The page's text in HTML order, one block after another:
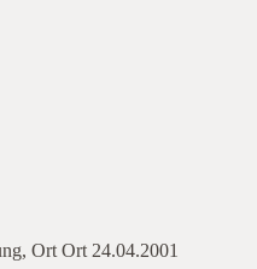
Ort Ort 24.04.2001